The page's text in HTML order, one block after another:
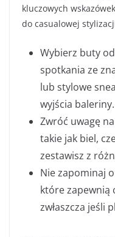
kluczowych
do casualowej
Wybierz buty
spotkania ze
lub stylowe
wyjścia baleriny.
Zwróć uwagę
takie jak biel,
zestawisz z
Nie zapominaj
które zapewnią
zwłaszcza jeśli